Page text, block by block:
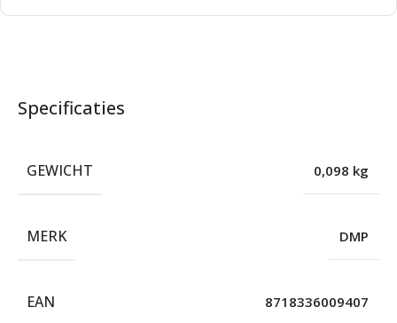
Specificaties
GEWICHT 0,098 kg
MERK DMP
EAN 8718336009407